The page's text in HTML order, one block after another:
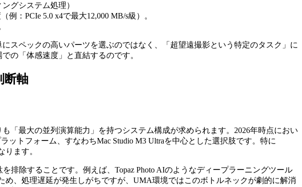
グシステム処理）
：PCIe 5.0 x4で最大12,000 MB/s級）。
スペックの高いパーツを選ぶのではなく、「超望遠撮影という特定のタスク」に
の「体感速度」と直結するのです。
断軸
「最大の並列演算能力」を持つシステム構成が求められます。2026年時点におい
トフォーム、すなわちMac Studio M3 Ultraを中心とした選択肢です。特に
ます。
排除することです。例えば、Topaz Photo AIのようなディープラーニングツール
、処理遅延が発生しがちですが、UMA環境ではこのボトルネックが劇的に解消